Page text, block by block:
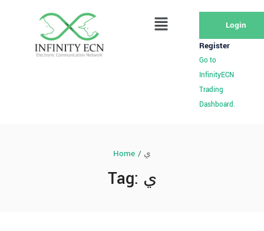
Login
Register
Go to
InfinityECN
Trading
Dashboard.
Home / ي
Tag: ي